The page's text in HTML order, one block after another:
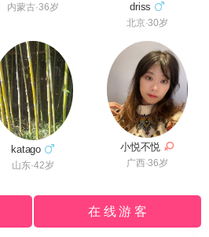
内蒙古·36岁 driss
北京·30岁
katago
山东·42岁
小悦不悦
广西·36岁
在 线 游 客